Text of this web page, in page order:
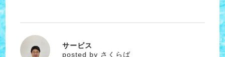
さくらば
サービス
posted by さくらば